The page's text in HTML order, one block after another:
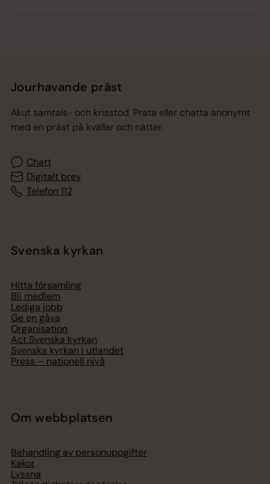
Jourhavande präst
Akut samtals- och krisstöd. Prata eller chatta anonymt
med en präst på kvällar och nätter.
Chatt
Digitalt brev
Telefon 112
Svenska kyrkan
Hitta församling
Bli medlem
Lediga jobb
Ge en gåva
Organisation
Act Svenska kyrkan
Svenska kyrkan i utlandet
Press – nationell nivå
Om webbplatsen
Behandling av personuppgifter
Kakor
Lyssna